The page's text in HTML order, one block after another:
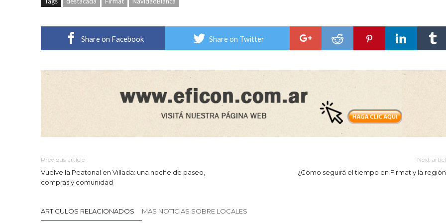
Share on Facebook Share on Twitter
Previous article
Vuelve la Peatonal en Villada: una noche de paseo,
compras y comunidad
Next
¿Cómo seguirá el tiempo en Firmat y la
ARTICULOS RELACIONADOS MAS NOTICIAS SOBRE LOCALES